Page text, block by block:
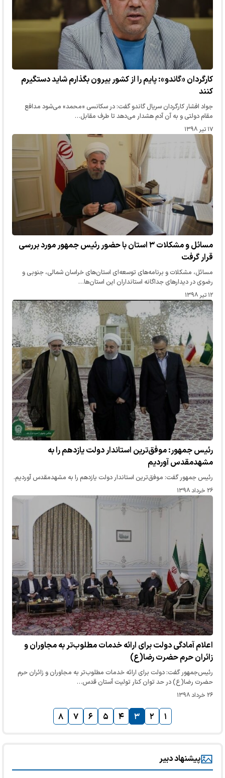
کارگردان «گاندو»: پایم را از کشور بیرون بگذارم شاید دستگیرم
کنند
جواد افشار کارگردان سریال گاندو گفت: در سکانسی «محمد» می‌شود مدافع
مقام دولتی و به آن آدم هشدار می‌دهد تا طرف مقابل…
۱۷ تیر ۱۳۹۸
مسائل و مشکلات ۳ استان با حضور رئیس جمهور مورد بررسی
قرار گرفت
مسائل، مشکلات و برنامه‌های توسعه‌ای استان‌های خراسان شمالی، جنوبی و
رضوی در دیدارهای جداگانه استانداران این استان‌ها…
۱۲ تیر ۱۳۹۸
رئیس جمهور: موفق‌ترین استاندار دولت یازدهم را به
مشهدمقدس آوردیم
رئیس جمهور گفت: موفق‌ترین استاندار دولت یازدهم را به مشهدمقدس آوردیم.
۲۶ خرداد ۱۳۹۸
اعلام آمادگی دولت برای ارائه خدمات مطلوب‌تر به مجاوران و
زائران حرم حضرت رضا(ع)
رئیس‌جمهور گفت: دولت برای ارائه خدمات مطلوب‌تر به مجاوران و زائران حرم
حضرت رضا(ع) در حد توان کنار تولیت آستان قدس…
۲۶ خرداد ۱۳۹۸
۱ ۲ ۳ ۴ ۵ ۶ ۷ ۸
پیشنهاد دبیر